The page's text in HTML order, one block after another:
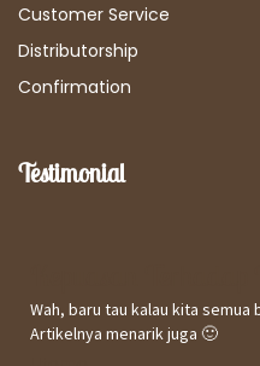
Customer Service
Distributorship
Confirmation
Testimonial
Wah, baru tau kalau kita
Artikelnya menarik juga 🙂